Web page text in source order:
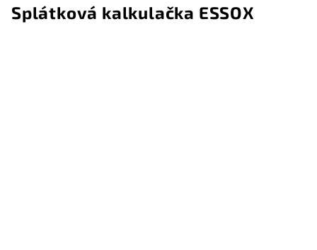
Splátková kalkulačka ESSOX